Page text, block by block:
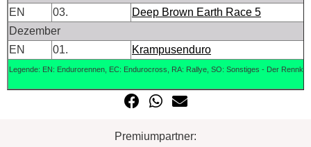
EN
03.
Deep Brown Earth Race 5
Dezember
EN
01. Krampusenduro
Legende: EN: Endurorennen, EC: Endurocross, RA: Rallye, SO: Sonstiges - Der
Premiumpartner: